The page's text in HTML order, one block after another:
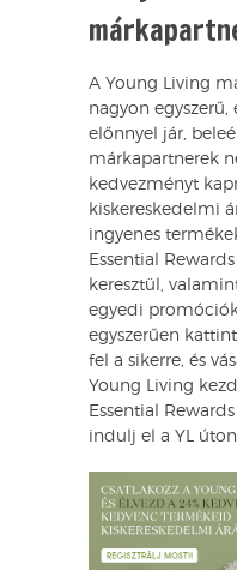
A Young Living
nagyon egyszerű,
előnnyel jár,
márkapartnerek
kedvezményt
kiskereskedelmi
ingyenes
Essential
keresztül,
egyedi
egyszerűen
fel a sikerre, és
Young Living
Essential
indulj el a YL